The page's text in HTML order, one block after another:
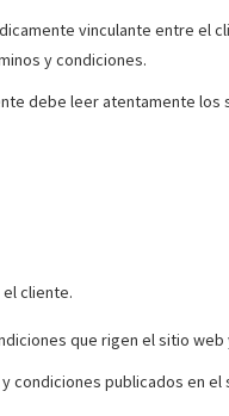
vinculante entre el
y condiciones.
debe leer atentamente los
cliente.
que rigen el sitio
publicados en